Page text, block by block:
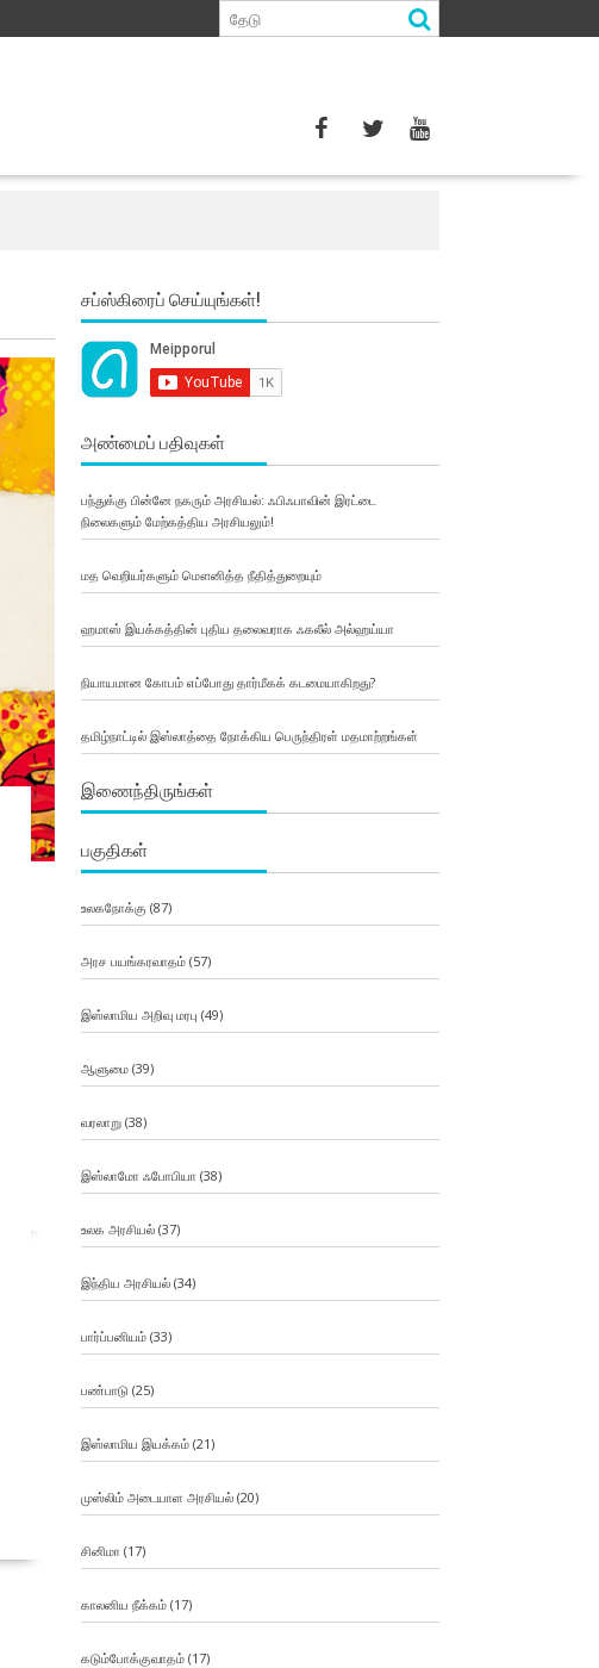
சப்ஸ்கிரைப் செய்யுங்கள்!
அண்மைப் பதிவுகள்
பந்துக்கு பின்னே நகரும் அரசியல்: ஃபிஃபாவின் இரட்டை
நிலைகளும் மேற்கத்திய அரசியலும்!
மத வெறியர்களும் மௌனித்த நீதித்துறையும்
ஹமாஸ் இயக்கத்தின் புதிய தலைவராக ஃகலீல் அல்ஹய்யா
நியாயமான கோபம் எப்போது தார்மீகக் கடமையாகிறது?
தமிழ்நாட்டில் இஸ்லாத்தை நோக்கிய பெருந்திரள் மதமாற்றங்கள்
இணைந்திருங்கள்
பகுதிகள்
உலகநோக்கு (87)
அரச பயங்கரவாதம்(57)
இஸ்லாமிய அறிவு மரபு (49)
ஆளுமை(39)
வரலாறு(38)
இஸ்லாமோ ஃபோபியா (38)
உலக அரசியல்(37)
இந்திய அரசியல்(34)
பார்ப்பனியம்(33)
பண்பாடு(25)
இஸ்லாமிய இயக்கம்(21)
முஸ்லிம் அடையாள அரசியல்(20)
சினிமா (17)
காலனிய நீக்கம்(17)
கடும்போக்குவாதம்(17)